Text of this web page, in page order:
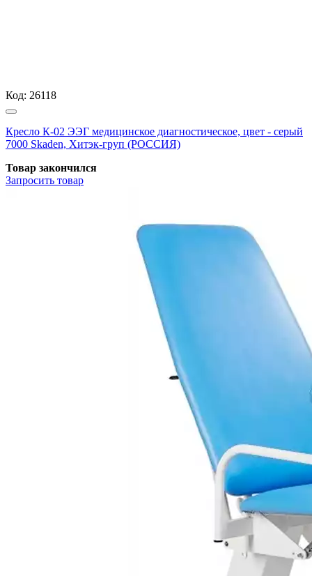
Код: 26118
Кресло К-02 ЭЭГ медицинское диагностическое, цвет - серый
7000 Skaden, Хитэк-груп (РОССИЯ)
Товар закончился
Запросить товар